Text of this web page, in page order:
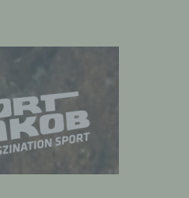
Internetseite
die Möglichkeit, sich auf
Verarbeitung
von
zu registrieren.
Daten dabei an den
übermittelt
der jeweiligen
Registrierung
der betroffenen Person